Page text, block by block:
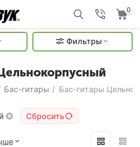
0
Фильтры
Бас-гитары / Бас-гитары
Сбросить